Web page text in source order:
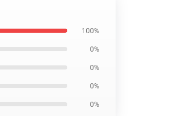
100%
0%
0%
0%
0%